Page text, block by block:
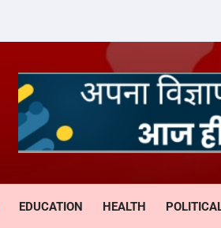
EDUCATION HEALTH